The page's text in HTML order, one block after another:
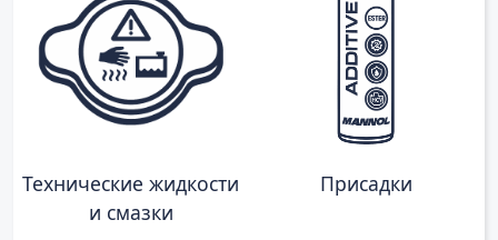
Технические жидкости
и смазки
Присадки